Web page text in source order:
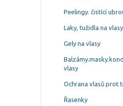
Peelingy. čistící
Laky, tužidla na vlasy
Gely na vlasy
vlasy
Ochrana vlasů prot
Řasenky